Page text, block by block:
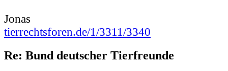
Jonas
tierrechtsforen.de/1/3311/3340
Re: Bund deutscher Tierfreunde